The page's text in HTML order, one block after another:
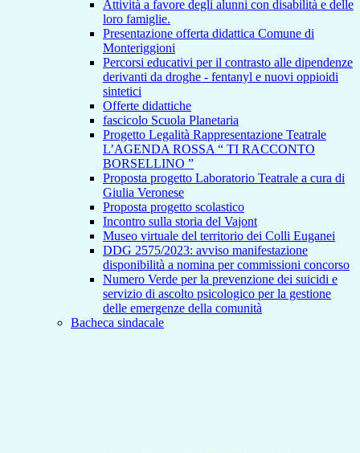
Attività a favore degli alunni con disabilità e delle
loro famiglie.
Presentazione offerta didattica Comune di
Monteriggioni
Percorsi educativi per il contrasto alle dipendenze
derivanti da droghe - fentanyl e nuovi oppioidi
sintetici
Offerte didattiche
fascicolo Scuola Planetaria
Progetto Legalità Rappresentazione Teatrale
L’AGENDA ROSSA “ TI RACCONTO
BORSELLINO ”
Proposta progetto Laboratorio Teatrale a cura di
Giulia Veronese
Proposta progetto scolastico
Incontro sulla storia del Vajont
Museo virtuale del territorio dei Colli Euganei
DDG 2575/2023: avviso manifestazione
disponibilità a nomina per commissioni concorso
Numero Verde per la prevenzione dei suicidi e
servizio di ascolto psicologico per la gestione
delle emergenze della comunità
Bacheca sindacale